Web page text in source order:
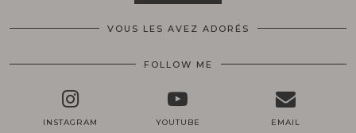
VOUS LES AVEZ ADORÉS
FOLLOW ME
INSTAGRAM YOUTUBE EMAIL